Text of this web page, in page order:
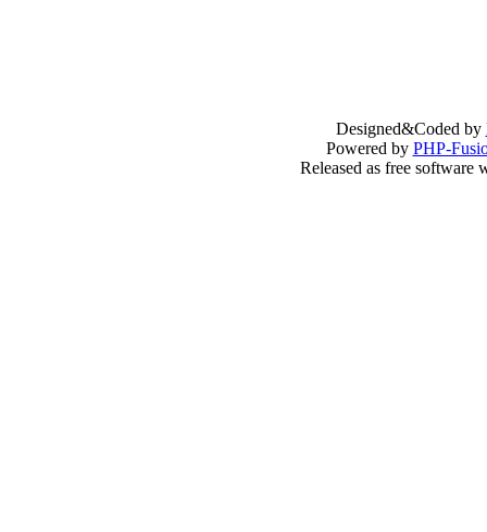
Designed&Coded by
Powered by PHP-
Released as free